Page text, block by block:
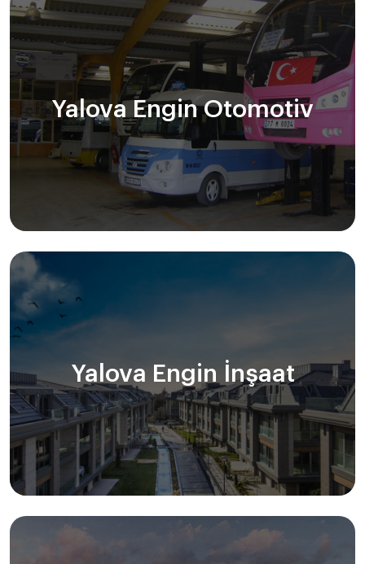
Yalova Engin Otomotiv
Yalova Engin İnşaat